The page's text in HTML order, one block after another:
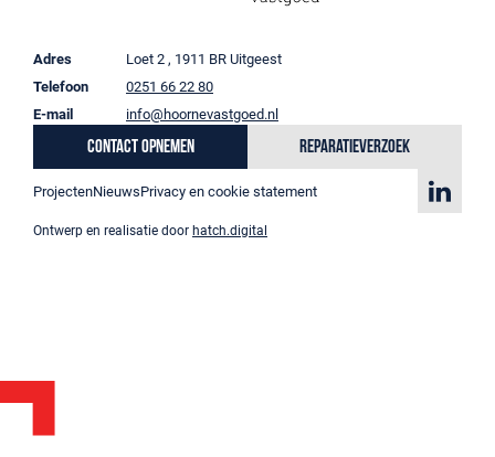
Adres
Loet 2 , 1911 BR Uitgeest
Telefoon
0251 66 22 80
E-mail
info@hoornevastgoed.nl
Contact opnemen Reparatieverzoek
ProjectenNieuwsPrivacy en cookie statement
Ontwerp en realisatie door hatch.digital